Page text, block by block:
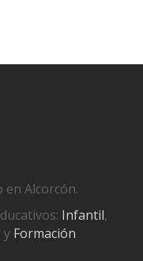
Alcorcón.
Infantil,
y Formación